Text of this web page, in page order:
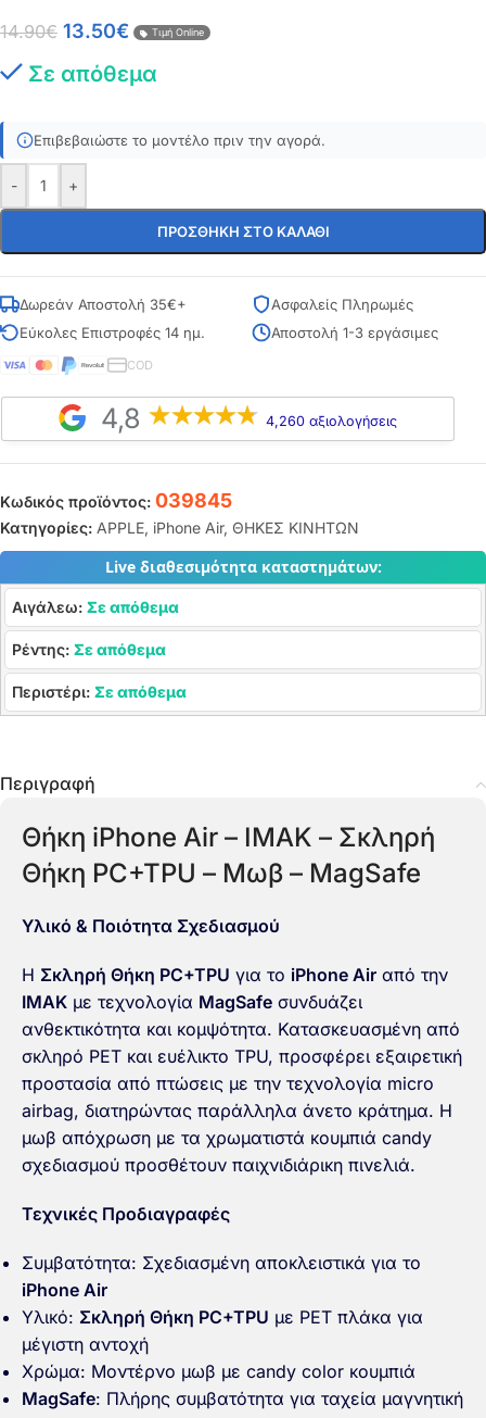
14.90€ 13.50€ Τιμή Online
Σε απόθεμα
Επιβεβαιώστε το μοντέλο πριν την αγορά.
- +
ΠΡΟΣΘΉΚΗ ΣΤΟ ΚΑΛΆΘΙ
Δωρεάν Αποστολή 35€+
Ασφαλείς Πληρωμές
Εύκολες Επιστροφές 14 ημ.
Αποστολή 1-3 εργάσιμες
COD
4,8 4,260 αξιολογήσεις
Κωδικός προϊόντος: 039845
Κατηγορίες: APPLE, iPhone Air, ΘΗΚΕΣ ΚΙΝΗΤΩΝ
Live διαθεσιμότητα καταστημάτων:
Αιγάλεω: Σε απόθεμα
Ρέντης: Σε απόθεμα
Περιστέρι: Σε απόθεμα
Περιγραφή
Θήκη iPhone Air – IMAK – Σκληρή
Θήκη PC+TPU – Μωβ – MagSafe
Υλικό & Ποιότητα Σχεδιασμού
Η Σκληρή Θήκη PC+TPU για το iPhone Air από την
IMAK με τεχνολογία MagSafe συνδυάζει
ανθεκτικότητα και κομψότητα. Κατασκευασμένη από
σκληρό PET και ευέλικτο TPU, προσφέρει εξαιρετική
προστασία από πτώσεις με την τεχνολογία micro
airbag, διατηρώντας παράλληλα άνετο κράτημα. Η
μωβ απόχρωση με τα χρωματιστά κουμπιά candy
σχεδιασμού προσθέτουν παιχνιδιάρικη πινελιά.
Τεχνικές Προδιαγραφές
Συμβατότητα: Σχεδιασμένη αποκλειστικά για το
iPhone Air
Υλικό: Σκληρή Θήκη PC+TPU με PET πλάκα για
μέγιστη αντοχή
Χρώμα: Μοντέρνο μωβ με candy color κουμπιά
MagSafe: Πλήρης συμβατότητα για ταχεία μαγνητική